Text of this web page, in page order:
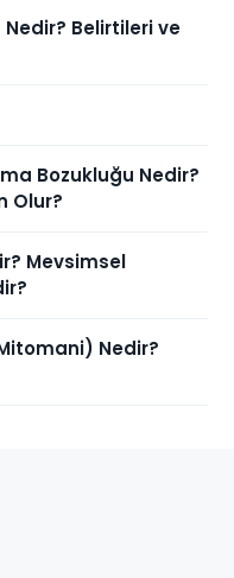
Nedir? Belirtileri ve
Bozukluğu Nedir?
Olur?
Mevsimsel
Nedir?